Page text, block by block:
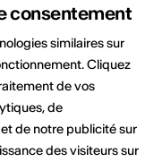
122
a été annoncé
guidle.com
question sur
veuillez contacter
consentement
similaires sur
Cliquez
de vos
de
de notre publicité sur
des visiteurs sur